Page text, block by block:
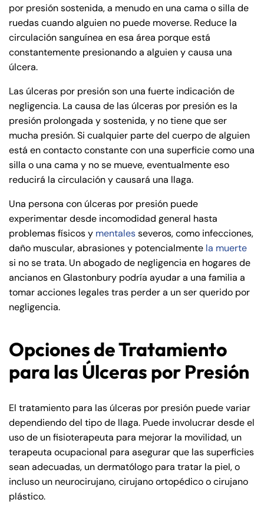
por presión sostenida, a menudo en una cama o silla de
ruedas cuando alguien no puede moverse. Reduce la
circulación sanguínea en esa área porque está
constantemente presionando a alguien y causa una
úlcera.
Las úlceras por presión son una fuerte indicación de
negligencia. La causa de las úlceras por presión es la
presión prolongada y sostenida, y no tiene que ser
mucha presión. Si cualquier parte del cuerpo de alguien
está en contacto constante con una superficie como una
silla o una cama y no se mueve, eventualmente eso
reducirá la circulación y causará una llaga.
Una persona con úlceras por presión puede
experimentar desde incomodidad general hasta
problemas físicos y mentalesseveros, como infecciones,
daño muscular, abrasiones y potencialmente la muerte
si no se trata. Un abogado de negligencia en hogares de
ancianos en Glastonbury podría ayudar a una familia a
tomar acciones legales tras perder a un ser querido por
negligencia.
Opciones de Tratamiento
para las Úlceras por Presión
El tratamiento para las úlceras por presión puede variar
dependiendo del tipo de llaga. Puede involucrar desde el
uso de un fisioterapeuta para mejorar la movilidad, un
terapeuta ocupacional para asegurar que las superficies
sean adecuadas, un dermatólogo para tratar la piel, o
incluso un neurocirujano, cirujano ortopédico o cirujano
plástico.
Farmington - Hours
24/7
Monday
8:30 AM – 5:00
PM
Tuesday
8:30 AM – 5:00
PM
Wednesday
8:30 AM – 5:00
Enfield - Hours
24/7
Monday
8:30 AM – 5:00
PM
Tuesday
8:30 AM – 5:00
PM
Wednesday
8:30 AM – 5:00